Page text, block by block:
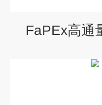
FaPEx高通